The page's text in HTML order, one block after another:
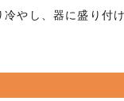
やし、器に盛り付け